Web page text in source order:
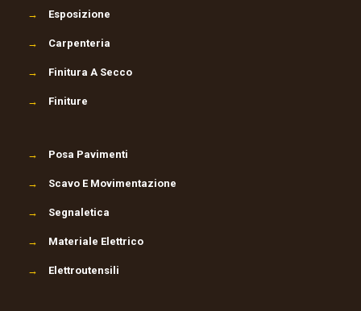
→ Esposizione
→ Carpenteria
→ Finitura A Secco
→ Finiture
→ Posa Pavimenti
→ Scavo E Movimentazione
→ Segnaletica
→ Materiale Elettrico
→ Elettroutensili